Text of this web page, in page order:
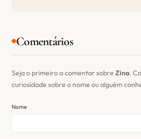
Comentários
Seja o primeiro a comentar sobre Zina.
curiosidade sobre o nome ou alguém
Nome